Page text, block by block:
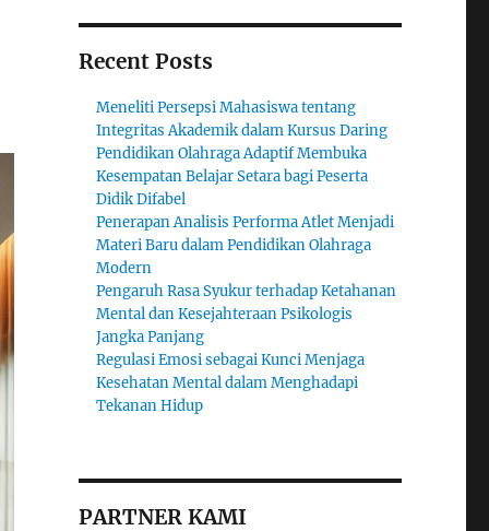
Recent Posts
Meneliti Persepsi Mahasiswa tentang
Integritas Akademik dalam Kursus Daring
Pendidikan Olahraga Adaptif Membuka
Kesempatan Belajar Setara bagi Peserta
Didik Difabel
Penerapan Analisis Performa Atlet Menjadi
Materi Baru dalam Pendidikan Olahraga
Modern
Pengaruh Rasa Syukur terhadap Ketahanan
Mental dan Kesejahteraan Psikologis
Jangka Panjang
Regulasi Emosi sebagai Kunci Menjaga
Kesehatan Mental dalam Menghadapi
Tekanan Hidup
PARTNER KAMI